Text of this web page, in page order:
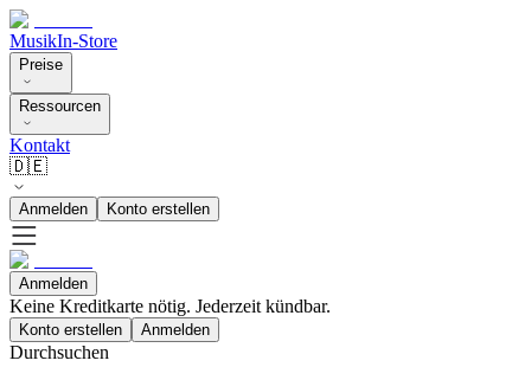
MusikIn-Store
Preise
Ressourcen
Kontakt
🇩🇪
Anmelden Konto erstellen
Anmelden
Keine Kreditkarte nötig. Jederzeit kündbar.
Konto erstellen Anmelden
Durchsuchen